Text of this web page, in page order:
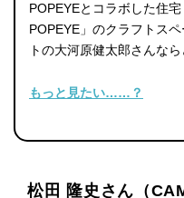
POPEYEとコラボした住
POPEYE」のクラフトス
トの大河原健太郎さんな
もっと見たい……？
松田 隆史さん（